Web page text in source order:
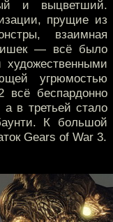
и выцветший.
прущие из
взаимная
— всё было
угрюмостью
всё беспардонно
в третьей стало
К большой
Gears of War 3.